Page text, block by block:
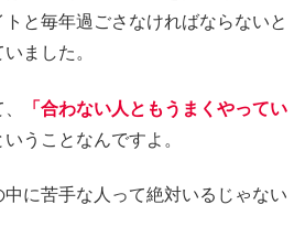
と毎年過ごさなければならないと
ました。
「合わない人ともうまくやってい
いうことなんですよ。
に苦手な人って絶対いるじゃない